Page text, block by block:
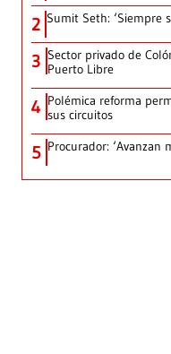
2 Sumit Seth: ‘Siempre
3 Sector privado de
Puerto Libre
4 Polémica reforma
sus circuitos
5 Procurador: ‘Avanzan